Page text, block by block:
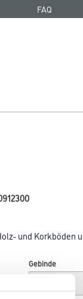
FAQ
und Korkböden
Gebinde